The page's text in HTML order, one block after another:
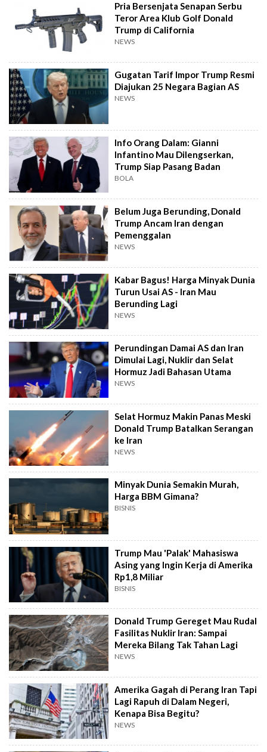
Pria Bersenjata Senapan Serbu
Teror Area Klub Golf Donald
Trump di California
NEWS
Gugatan Tarif Impor Trump Resmi
Diajukan 25 Negara Bagian AS
NEWS
Info Orang Dalam: Gianni
Infantino Mau Dilengserkan,
Trump Siap Pasang Badan
BOLA
Belum Juga Berunding, Donald
Trump Ancam Iran dengan
Pemenggalan
NEWS
Kabar Bagus! Harga Minyak Dunia
Turun Usai AS - Iran Mau
Berunding Lagi
NEWS
Perundingan Damai AS dan Iran
Dimulai Lagi, Nuklir dan Selat
Hormuz Jadi Bahasan Utama
NEWS
Selat Hormuz Makin Panas Meski
Donald Trump Batalkan Serangan
ke Iran
NEWS
Minyak Dunia Semakin Murah,
Harga BBM Gimana?
BISNIS
Trump Mau 'Palak' Mahasiswa
Asing yang Ingin Kerja di Amerika
Rp1,8 Miliar
BISNIS
Donald Trump Gereget Mau Rudal
Fasilitas Nuklir Iran: Sampai
Mereka Bilang Tak Tahan Lagi
NEWS
Amerika Gagah di Perang Iran Tapi
Lagi Rapuh di Dalam Negeri,
Kenapa Bisa Begitu?
NEWS